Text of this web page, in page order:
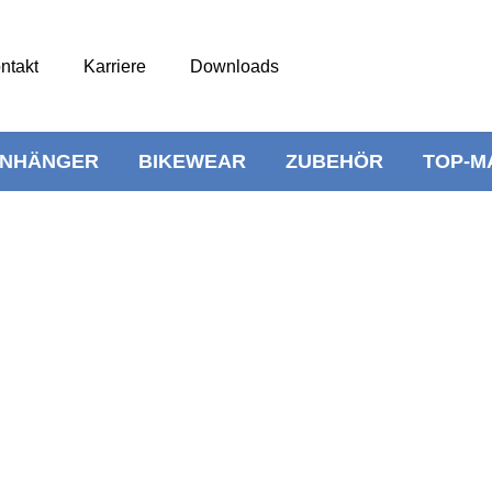
Karriere Downloads
BIKEWEAR ZUBEHÖR TOP-